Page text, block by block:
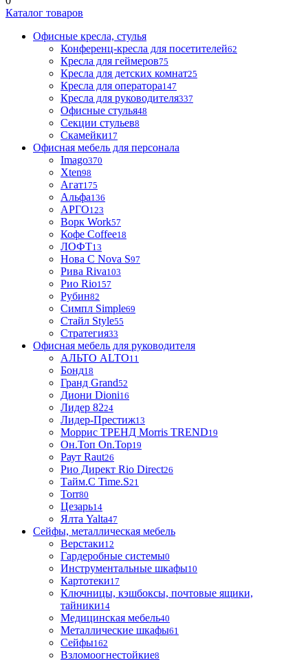
Каталог товаров
Офисные кресла, стулья
Конференц-кресла для посетителей62
Кресла для геймеров75
Кресла для детских комнат25
Кресла для оператора147
Кресла для руководителя337
Офисные стулья48
Секции стульев8
Скамейки17
Офисная мебель для персонала
Imago370
Xten98
Агат175
Альфа136
АРГО123
Ворк Work57
Кофе Coffee18
ЛОФТ13
Нова С Nova S97
Рива Riva103
Рио Rio157
Рубин82
Симпл Simple69
Стайл Style55
Стратегия33
Офисная мебель для руководителя
АЛЬТО ALTO11
Бонд18
Гранд Grand52
Диони Dioni16
Лидер 8224
Лидер-Престиж13
Моррис ТРЕНД Morris TREND19
Он.Топ On.Top19
Раут Raut26
Рио Директ Rio Direct26
Тайм.С Time.S21
Torr80
Цезарь14
Ялта Yalta47
Сейфы, металлическая мебель
Верстаки12
Гардеробные системы0
Инструментальные шкафы10
Картотеки17
Ключницы, кэшбоксы, почтовые ящики,
тайники14
Медицинская мебель40
Металлические шкафы61
Сейфы162
Взломоогнестойкие8